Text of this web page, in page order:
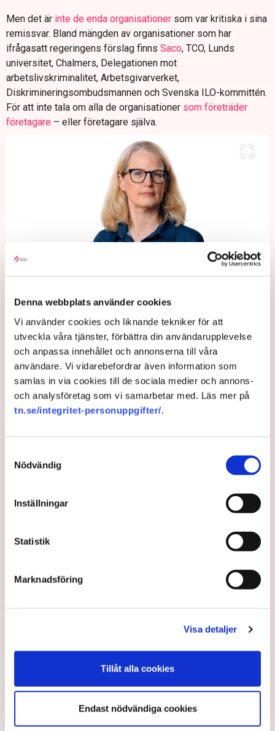
Denna webbplats använder cookies
Vi använder cookies och liknande tekniker för att
utveckla våra tjänster, förbättra din användarupplevelse
och anpassa innehållet och annonserna till våra
användare. Vi vidarebefordrar även information som
samlas in via cookies till de sociala medier och annons-
och analysföretag som vi samarbetar med. Läs mer på
tn.se/integritet-personuppgifter/.
Nödvändig
Inställningar
Statistik
Marknadsföring
Visa detaljer
Tillåt alla cookies
Endast nödvändiga cookies
Men det är inte de enda organisationer som var kritiska i sina
remissvar. Bland mängden av organisationer som har
ifrågasatt regeringens förslag finns Saco, TCO, Lunds
universitet, Chalmers, Delegationen mot
arbetslivskriminalitet, Arbetsgivarverket,
Diskrimineringsombudsmannen och Svenska ILO-kommittén.
För att inte tala om alla de organisationer som företräder
företagare – eller företagare själva.
Amelie Berg konstaterar att situationen för företagen nu blir
ännu allvarligare.
– Vi vet att företag redan nu drar sig för att anställa på grund
av det höga lönegolvet. Och det innebär att företagen tackar
nej till affärer eller får dra ner på sin verksamhet på annat
sätt. Det är allvarligt och det skadar tillväxten. De problemen
blir så klart värre när medianlönen går upp, säger hon och
behov, inte utifrån godtyckliga politiska bedömningar, som
sätter kollektivavtalens reglering ur spel. Den svenska
lönebildningsmodellen måste respekteras av politiken.
Politik Kollektivavtal
TCO
Maria Malmer Stenergard
Frontpac
Stockholm
Publicerad: 19 jun 2024, 13:41
24 jun 2024, 07:29